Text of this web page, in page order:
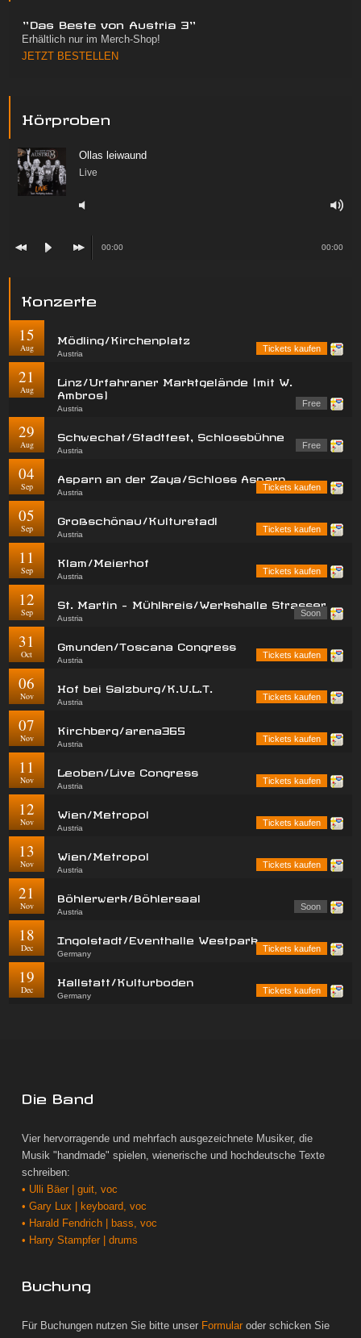
"Das Beste von Austria 3"
Erhältlich nur im Merch-Shop!
JETZT BESTELLEN
Hörproben
Ollas leiwaund
Live
00:00 00:00
Konzerte
15
Aug
Mödling/Kirchenplatz
Austria
Tickets kaufen
21
Aug
Linz/Urfahraner Marktgelände (mit W.
Ambros)
Austria
Free
29
Aug
Schwechat/Stadtfest, Schlossbühne
Austria
Free
04
Sep
Asparn an der Zaya/Schloss Asparn
Austria
Tickets kaufen
05
Sep
Großschönau/Kulturstadl
Austria
Tickets kaufen
11
Sep
Klam/Meierhof
Austria
Tickets kaufen
12
Sep
St. Martin - Mühlkreis/Werkshalle Strasser
Austria
Soon
31
Oct
Gmunden/Toscana Congress
Austria
Tickets kaufen
06
Nov
Hof bei Salzburg/K.U.L.T.
Austria
Tickets kaufen
07
Nov
Kirchberg/arena365
Austria
Tickets kaufen
11
Nov
Leoben/Live Congress
Austria
Tickets kaufen
12
Nov
Wien/Metropol
Austria
Tickets kaufen
13
Nov
Wien/Metropol
Austria
Tickets kaufen
21
Nov
Böhlerwerk/Böhlersaal
Austria
Soon
18
Dec
Ingolstadt/Eventhalle Westpark
Germany
Tickets kaufen
19
Dec
Hallstatt/Kulturboden
Germany
Tickets kaufen
Die Band
Vier hervorragende und mehrfach ausgezeichnete Musiker, die
Musik "handmade" spielen, wienerische und hochdeutsche Texte
schreiben:
• Ulli Bäer | guit, voc
• Gary Lux | keyboard, voc
• Harald Fendrich | bass, voc
• Harry Stampfer | drums
Buchung
Für Buchungen nutzen Sie bitte unser Formular oder schicken Sie